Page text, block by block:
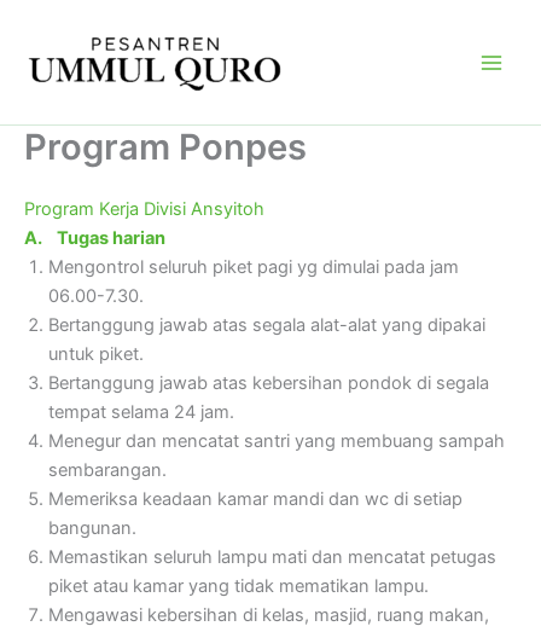
content
Program Ponpes
Program Kerja Divisi Ansyitoh
A. Tugas harian
Mengontrol seluruh piket pagi yg dimulai pada jam
06.00-7.30.
Bertanggung jawab atas segala alat-alat yang dipakai
untuk piket.
Bertanggung jawab atas kebersihan pondok di segala
tempat selama 24 jam.
Menegur dan mencatat santri yang membuang sampah
sembarangan.
Memeriksa keadaan kamar mandi dan wc di setiap
bangunan.
Memastikan seluruh lampu mati dan mencatat petugas
piket atau kamar yang tidak mematikan lampu.
Mengawasi kebersihan di kelas, masjid, ruang makan,